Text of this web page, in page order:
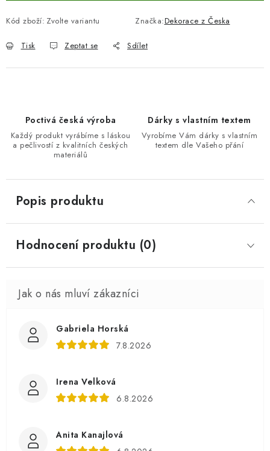
Kód zboží: Zvolte variantu Značka:Dekorace z Česka
Tisk Zeptat se Sdílet
Poctivá česká výroba
Každý produkt vyrábíme s láskou
a pečlivostí z kvalitních českých
materiálů
Dárky s vlastním textem
Vyrobíme Vám dárky s vlastním
textem dle Vašeho přání
Popis produktu
Hodnocení produktu (0)
Gabriela Horská
7.8.2026
Irena Velková
6.8.2026
Anita Kanajlová